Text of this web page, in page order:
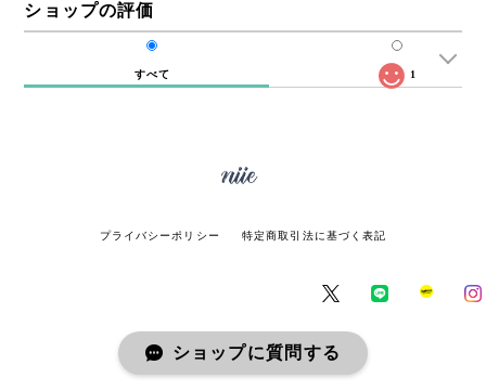
ショップの評価
すべて 1
プライバシーポリシー 特定商取引法に基づく表記
© miie online store All rights reserved.
ショップに質問する